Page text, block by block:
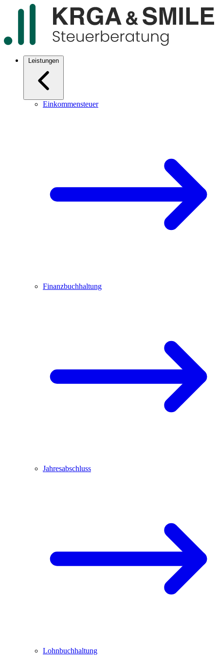
Leistungen
Einkommensteuer
Finanzbuchhaltung
Jahresabschluss
Lohnbuchhaltung